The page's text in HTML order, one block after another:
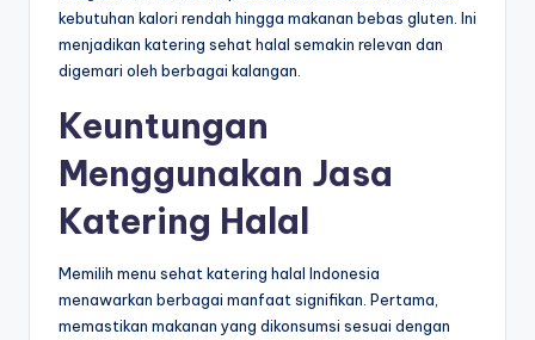
kebutuhan kalori rendah hingga makanan bebas gluten. Ini
menjadikan katering sehat halal semakin relevan dan
digemari oleh berbagai kalangan.
Keuntungan
Menggunakan Jasa
Katering Halal
Memilih menu sehat katering halal Indonesia
menawarkan berbagai manfaat signifikan. Pertama,
memastikan makanan yang dikonsumsi sesuai dengan